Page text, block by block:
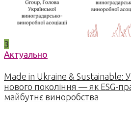
3
Актуально
Made in Ukraine & Sustainable:
нового покоління — як ESG-
майбутнє виноробства